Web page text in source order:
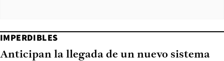
IMPERDIBLES
Anticipan la llegada de un nuevo sistema